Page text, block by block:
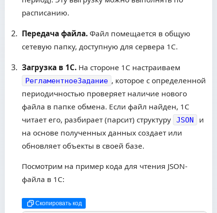
расписанию.
Передача файла. Файл помещается в общую
сетевую папку, доступную для сервера 1С.
Загрузка в 1С. На стороне 1С настраиваем
РегламентноеЗадание , которое с определенной
периодичностью проверяет наличие нового
файла в папке обмена. Если файл найден, 1С
читает его, разбирает (парсит) структуру
JSON
и
на основе полученных данных создает или
обновляет объекты в своей базе.
Посмотрим на пример кода для чтения JSON-
файла в 1С:
Скопировать код